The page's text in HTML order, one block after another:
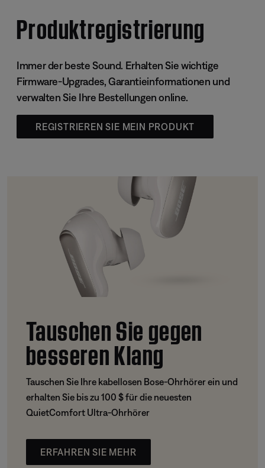
Produktregistrierung
Immer der beste Sound. Erhalten Sie wichtige
Firmware-Upgrades, Garantieinformationen und
verwalten Sie Ihre Bestellungen online.
REGISTRIEREN SIE MEIN PRODUKT
Tauschen Sie gegen
besseren Klang
Tauschen Sie Ihre kabellosen Bose-Ohrhörer ein und
erhalten Sie bis zu 100 $ für die neuesten
QuietComfort Ultra-Ohrhörer
ERFAHREN SIE MEHR